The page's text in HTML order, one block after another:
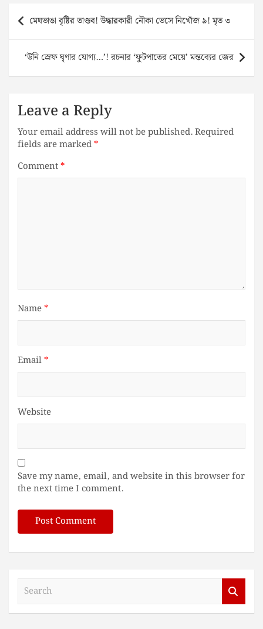
Post
navigation
মেঘভাঙা বৃষ্টির তাণ্ডব! উদ্ধারকারী নৌকা ভেসে নিখোঁজ ৯! মৃত ৩
‘উনি স্রেফ ঘৃণার যোগ্য…’! রচনার ‘ফুটপাতের মেয়ে’ মন্তব্যের জের
Leave a Reply
Your email address will not be published.Required
fields are marked*
Comment*
Name*
Email*
Website
Save my name, email, and website in this browser for
the next time I comment.